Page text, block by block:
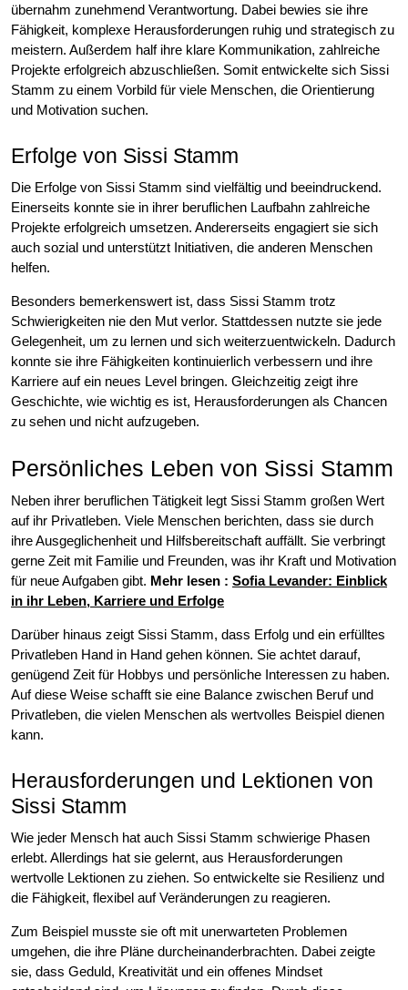
übernahm zunehmend Verantwortung. Dabei bewies sie ihre
Fähigkeit, komplexe Herausforderungen ruhig und strategisch zu
meistern. Außerdem half ihre klare Kommunikation, zahlreiche
Projekte erfolgreich abzuschließen. Somit entwickelte sich Sissi
Stamm zu einem Vorbild für viele Menschen, die Orientierung
und Motivation suchen.
Erfolge von Sissi Stamm
Die Erfolge von Sissi Stamm sind vielfältig und beeindruckend.
Einerseits konnte sie in ihrer beruflichen Laufbahn zahlreiche
Projekte erfolgreich umsetzen. Andererseits engagiert sie sich
auch sozial und unterstützt Initiativen, die anderen Menschen
helfen.
Besonders bemerkenswert ist, dass Sissi Stamm trotz
Schwierigkeiten nie den Mut verlor. Stattdessen nutzte sie jede
Gelegenheit, um zu lernen und sich weiterzuentwickeln. Dadurch
konnte sie ihre Fähigkeiten kontinuierlich verbessern und ihre
Karriere auf ein neues Level bringen. Gleichzeitig zeigt ihre
Geschichte, wie wichtig es ist, Herausforderungen als Chancen
zu sehen und nicht aufzugeben.
Persönliches Leben von Sissi Stamm
Neben ihrer beruflichen Tätigkeit legt Sissi Stamm großen Wert
auf ihr Privatleben. Viele Menschen berichten, dass sie durch
ihre Ausgeglichenheit und Hilfsbereitschaft auffällt. Sie verbringt
gerne Zeit mit Familie und Freunden, was ihr Kraft und Motivation
für neue Aufgaben gibt. Mehr lesen : Sofia Levander: Einblick
in ihr Leben, Karriere und Erfolge
Darüber hinaus zeigt Sissi Stamm, dass Erfolg und ein erfülltes
Privatleben Hand in Hand gehen können. Sie achtet darauf,
genügend Zeit für Hobbys und persönliche Interessen zu haben.
Auf diese Weise schafft sie eine Balance zwischen Beruf und
Privatleben, die vielen Menschen als wertvolles Beispiel dienen
kann.
Herausforderungen und Lektionen von
Sissi Stamm
Wie jeder Mensch hat auch Sissi Stamm schwierige Phasen
erlebt. Allerdings hat sie gelernt, aus Herausforderungen
wertvolle Lektionen zu ziehen. So entwickelte sie Resilienz und
die Fähigkeit, flexibel auf Veränderungen zu reagieren.
Zum Beispiel musste sie oft mit unerwarteten Problemen
umgehen, die ihre Pläne durcheinanderbrachten. Dabei zeigte
sie, dass Geduld, Kreativität und ein offenes Mindset